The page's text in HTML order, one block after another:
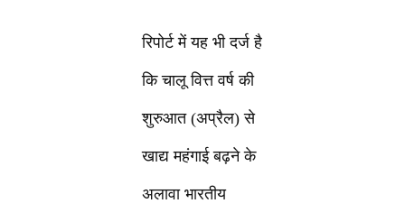
रिपोर्ट में यह भी दर्ज है
कि चालू वित्त वर्ष की
शुरुआत (अप्रैल) से
खाद्य महंगाई बढ़ने के
अलावा भारतीय